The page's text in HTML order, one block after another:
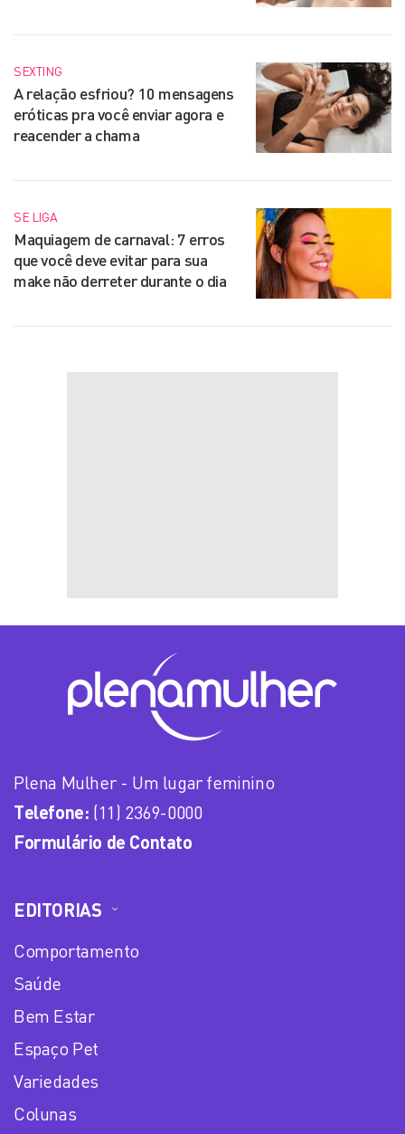
SEXTING
A relação esfriou? 10 mensagens
eróticas pra você enviar agora e
reacender a chama
SE LIGA
Maquiagem de carnaval: 7 erros
que você deve evitar para sua
make não derreter durante o dia
Plena Mulher - Um lugar feminino
Telefone: (11) 2369-0000
Formulário de Contato
EDITORIAS
Comportamento
Saúde
Bem Estar
Espaço Pet
Variedades
Colunas